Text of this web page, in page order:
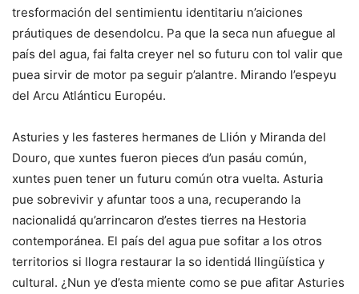
tresformación del sentimientu identitariu n’aiciones
práutiques de desendolcu. Pa que la seca nun afuegue al
país del agua, fai falta creyer nel so futuru con tol valir que
puea sirvir de motor pa seguir p’alantre. Mirando l’espeyu
del Arcu Atlánticu Européu.
Asturies y les fasteres hermanes de Llión y Miranda del
Douro, que xuntes fueron pieces d’un pasáu común,
xuntes puen tener un futuru común otra vuelta. Asturia
pue sobrevivir y afuntar toos a una, recuperando la
nacionalidá qu’arrincaron d’estes tierres na Hestoria
contemporánea. El país del agua pue sofitar a los otros
territorios si llogra restaurar la so identidá llingüística y
cultural. ¿Nun ye d’esta miente como se pue afitar Asturies